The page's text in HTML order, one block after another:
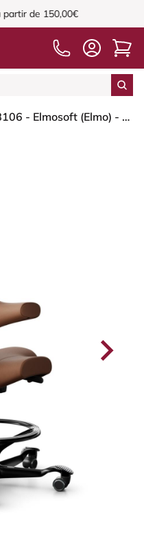
de 150,00€
HÅG Capisco 8106 - Elmosoft (Elmo) - Cuero semi-anilina - EL33004 - Cognac - Black - 200 mm (seat height 46-64cm) - Hard castors for soft floors